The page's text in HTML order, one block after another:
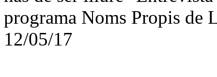
programa Noms Propis de
12/05/17